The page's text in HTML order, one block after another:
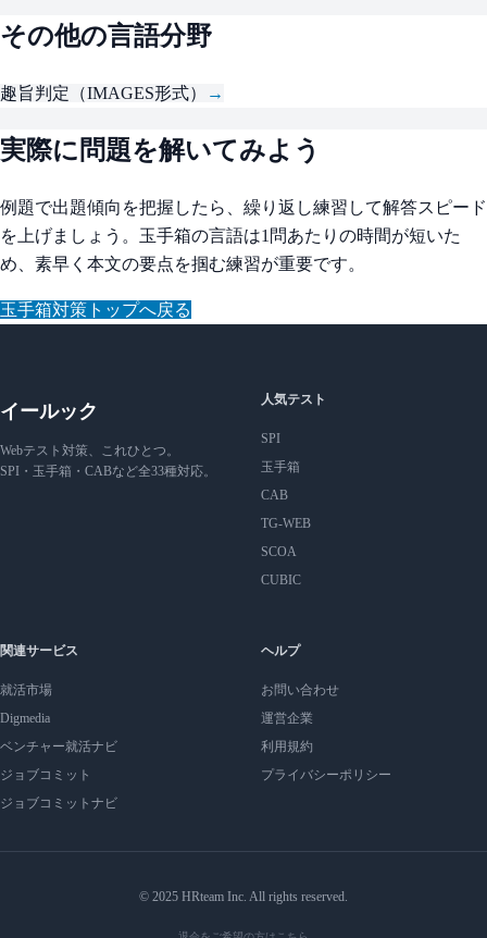
その他の言語分野
趣旨判定（IMAGES形式） →
実際に問題を解いてみよう
例題で出題傾向を把握したら、繰り返し練習して解答スピード
を上げましょう。玉手箱の言語は1問あたりの時間が短いた
め、素早く本文の要点を掴む練習が重要です。
玉手箱対策トップへ戻る
イールック
Webテスト対策、これひとつ。
SPI・玉手箱・CABなど全33種対応。
人気テスト
SPI
玉手箱
CAB
TG-WEB
SCOA
CUBIC
関連サービス
就活市場
Digmedia
ベンチャー就活ナビ
ジョブコミット
ジョブコミットナビ
ヘルプ
お問い合わせ
運営企業
利用規約
プライバシーポリシー
© 2025 HRteam Inc. All rights reserved.